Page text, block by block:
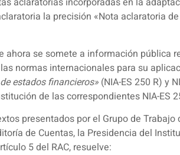
la precisión «Nota aclaratoria
ahora se somete a información pública
normas internacionales para su
estados financieros» (NIA-ES 250 R) y
de las correspondientes NIA-
presentados por el Grupo de
de Cuentas, la Presidencia del
5 del RAC, resuelve: